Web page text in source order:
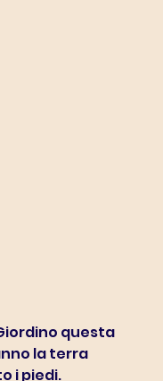
questa
la terra
i piedi.